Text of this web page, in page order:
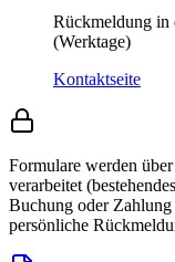
Rückmeldung in
(Werktage)
Kontaktseite
Formulare werden
verarbeitet
Buchung oder
persönliche